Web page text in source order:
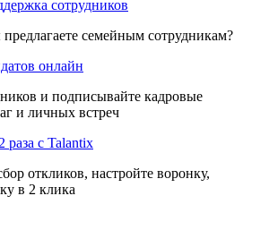
сотрудников
семейным сотрудникам?
онлайн
и подписывайте кадровые
и личных встреч
раза с Talantix
откликов, настройте воронку,
в 2 клика